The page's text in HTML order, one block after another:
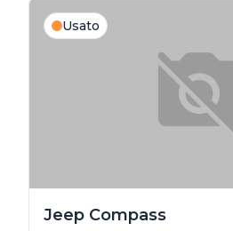
Usato
Jeep Compass